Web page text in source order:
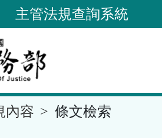
主管法規查詢系統
內容 條文檢索